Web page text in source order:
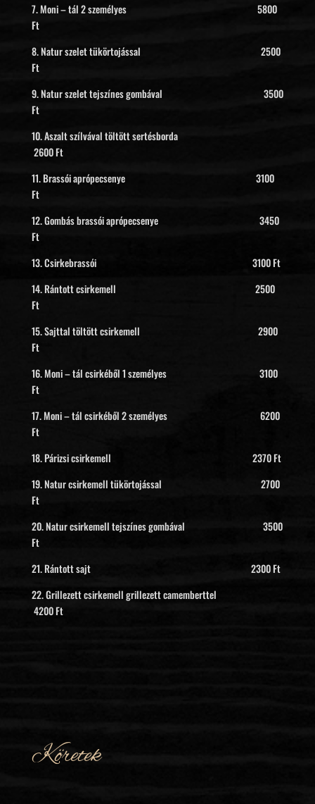
7. Moni – tál 2 személyes 5800
Ft
8. Natur szelet tükörtojással 2500
Ft
9. Natur szelet tejszínes gombával 3500
Ft
10. Aszalt szílvával töltött sertésborda
2600 Ft
11. Brassói aprópecsenye 3100
Ft
12. Gombás brassói aprópecsenye 3450
Ft
13. Csirkebrassói 3100 Ft
14. Rántott csirkemell 2500
Ft
15. Sajttal töltött csirkemell 2900
Ft
16. Moni – tál csirkéből 1 személyes 3100
Ft
17. Moni – tál csirkéből 2 személyes 6200
Ft
18. Párizsi csirkemell 2370 Ft
19. Natur csirkemell tükörtojással 2700
Ft
20. Natur csirkemell tejszínes gombával 3500
Ft
21. Rántott sajt 2300 Ft
22. Grillezett csirkemell grillezett camemberttel
4200 Ft
Köretek